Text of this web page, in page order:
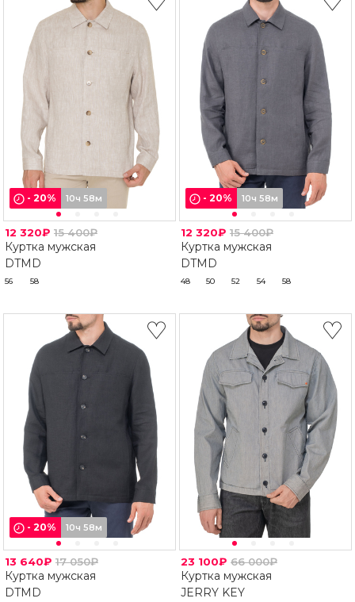
- 20% 10ч 58м
12 320₽ 15 400₽
Куртка мужская
DTMD
56 58
- 20% 10ч 58м
12 320₽ 15 400₽
Куртка мужская
DTMD
48 50 52 54 58
- 20% 10ч 58м
13 640₽ 17 050₽
Куртка мужская
DTMD
23 100₽ 66 000₽
Куртка мужская
JERRY KEY